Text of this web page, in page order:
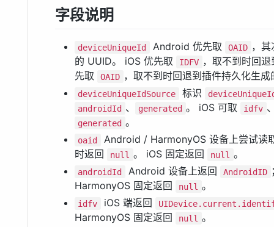
字段说明
deviceUniqueId Android 优先取 OAID ，
的 UUID。 iOS 优先取
IDFV ，取不到时回
先取
OAID ，取不到时回退到插件持久化生
deviceUniqueIdSource 标识
androidId 、 generated 。 iOS 可取 idfv
generated 。
oaid
Android / HarmonyOS 设备上尝试读
时返回
null 。 iOS 固定返回 null 。
androidId Android 设备上返回 AndroidID
HarmonyOS 固定返回
null 。
idfv iOS 端返回
HarmonyOS 固定返回 null 。